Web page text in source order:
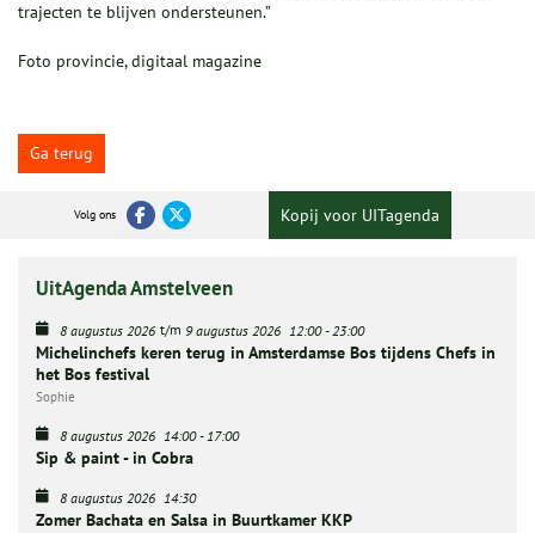
trajecten te blijven ondersteunen.”
Foto provincie, digitaal magazine
Ga terug
Volg ons Kopij voor UITagenda
UitAgenda Amstelveen
8 augustus 2026 t/m 9 augustus 2026 12:00-23:00
Michelinchefs keren terug in Amsterdamse Bos tijdens Chefs in
het Bos festival
Sophie
8 augustus 2026 14:00-17:00
Sip & paint - in Cobra
8 augustus 2026 14:30
Zomer Bachata en Salsa in Buurtkamer KKP